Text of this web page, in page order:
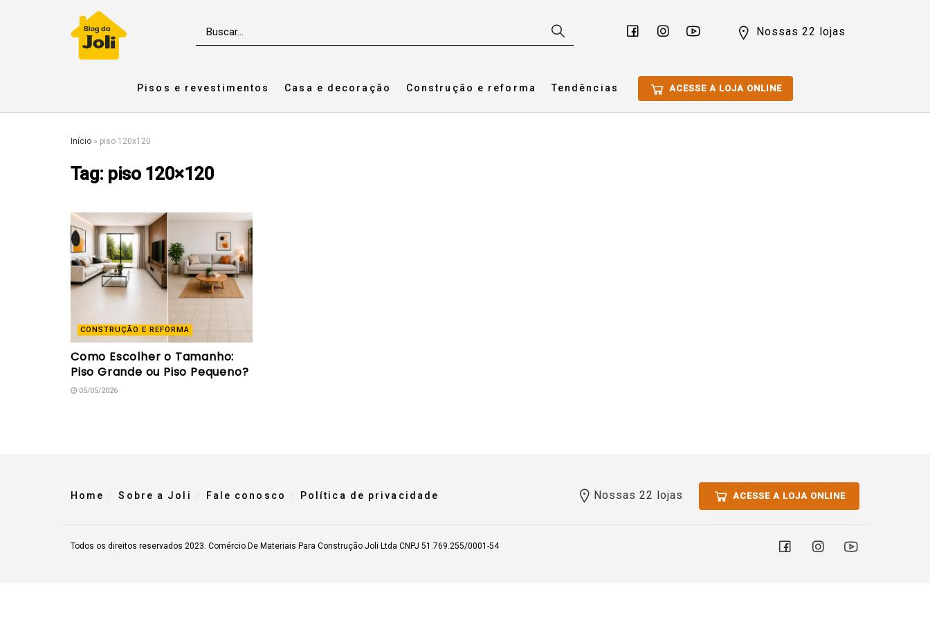
Nossas 22 lojas
Pisos e revestimentos Casa e decoração Construção e reforma Tendências ACESSE A LOJA ONLINE
Início » piso 120x120
Tag: piso 120×120
CONSTRUÇÃO E REFORMA
Como Escolher o Tamanho:
Piso Grande ou Piso Pequeno?
05/05/2026
Home Sobre a Joli Fale conosco Política de privacidade Nossas 22 lojas ACESSE A LOJA ONLINE
Todos os direitos reservados 2023. Comércio De Materiais Para Construção Joli Ltda CNPJ 51.769.255/0001-54